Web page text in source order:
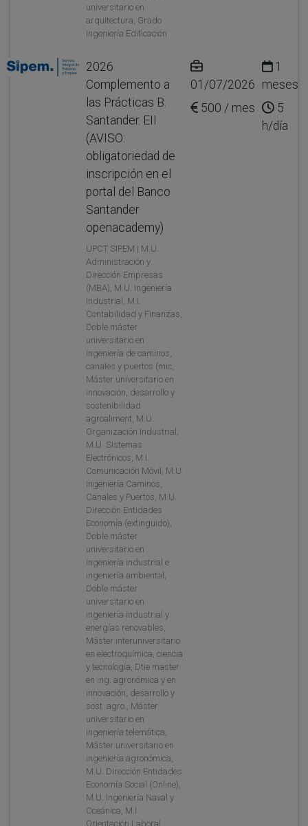
universitario en
arquitectura, Grado
Ingeniería Edificación
2026
Complemento a
las Prácticas B.
Santander. EII
(AVISO:
obligatoriedad de
inscripción en el
portal del Banco
Santander
openacademy)
UPCT SIPEM | M.U.
Administración y
Dirección Empresas
(MBA), M.U. Ingeniería
Industrial, M.I.
Contabilidad y Finanzas,
Doble máster
universitario en
ingeniería de caminos,
canales y puertos (mic,
Máster universitario en
innovación, desarrollo y
sostenibilidad
agroaliment, M.U.
Organización Industrial,
M.U. Sistemas
Electrónicos, M.I.
Comunicación Móvil, M.U.
Ingeniería Caminos,
Canales y Puertos, M.U.
Dirección Entidades
Economía (extinguido),
Doble máster
universitario en
ingeniería industrial e
ingeniería ambiental,
Doble máster
universitario en
ingeniería industrial y
energías renovables,
Máster interuniversitario
en electroquímica, ciencia
y tecnología, Dtie master
en ing. agronómica y en
innovación, desarrollo y
sost. agro., Máster
universitario en
ingeniería telemática,
Máster universitario en
ingeniería agronómica,
M.U. Dirección Entidades
Economía Social (Online),
M.U. Ingeniería Naval y
Oceánica, M.I.
Orientación Laboral,
01/07/2026
500 / mes
1
meses
5
h/día